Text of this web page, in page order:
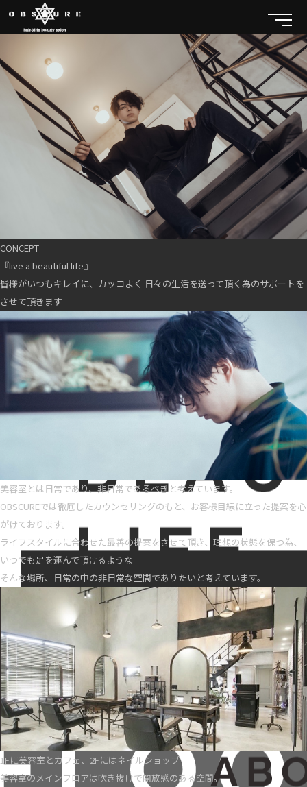
CONCEPT
『live a beautiful life』
皆様がいつもキレイに、カッコよく 日々の生活を送って頂く為のサポートを
させて頂きます
美容室とは日常であり、非日常であるべきと考えています。
OBSCUREでは徹底したカウンセリングのもと、お客様目線に立った提案を心
がけております。
ライフスタイルに合わせた最善の提案をさせて頂き、理想の状態を保つ為、
いつでも足を運んで頂けるような
そんな場所、日常の中の非日常な空間でありたいと考えています。
1Fに美容室とカフェ、2Fにはネイルショップ
美容室のメインフロアは吹き抜けで開放感のある空間。